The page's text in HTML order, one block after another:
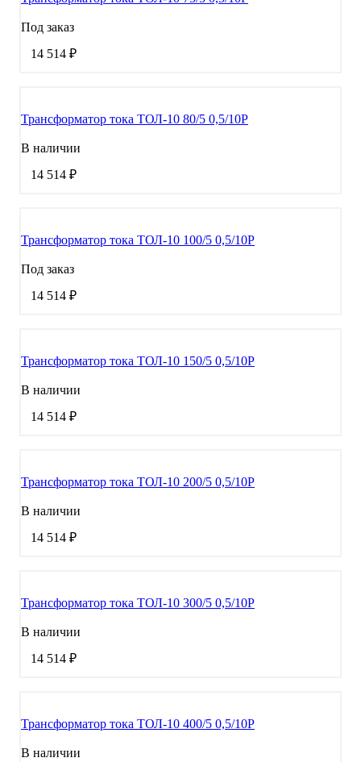
Под заказ
14 514 ₽
Трансформатор тока ТОЛ-10 80/5 0,5/10Р
В наличии
14 514 ₽
Трансформатор тока ТОЛ-10 100/5 0,5/10Р
Под заказ
14 514 ₽
Трансформатор тока ТОЛ-10 150/5 0,5/10Р
В наличии
14 514 ₽
Трансформатор тока ТОЛ-10 200/5 0,5/10Р
В наличии
14 514 ₽
Трансформатор тока ТОЛ-10 300/5 0,5/10Р
В наличии
14 514 ₽
Трансформатор тока ТОЛ-10 400/5 0,5/10Р
В наличии